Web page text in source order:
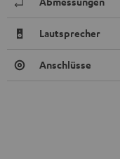
Lautsprecher
Anschlüsse